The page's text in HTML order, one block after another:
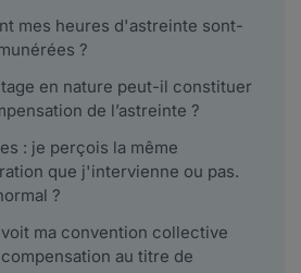
mes heures d'astreinte sont-
?
en nature peut-il constituer
de l’astreinte ?
: je perçois la même
que j'intervienne ou pas.
?
ma convention collective
au titre de